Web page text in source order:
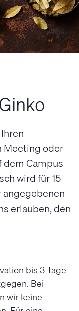
Meeting oder
dem Campus
wird für 15
angegebenen
erlauben, den
bis 3 Tage
Bei
wir keine